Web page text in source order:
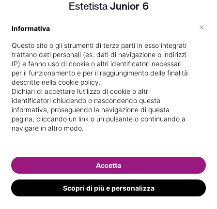
EstetistaJunior6
Titolare pressoBeauty Room
Scuola di estetica frequentata
Vedi le informazioni di Romina
Informativa
Questo sito o gli strumenti di terze parti in esso integrati
trattano dati personali (es. dati di navigazione o indirizzi
IP) e fanno uso di cookie o altri identificatori necessari
per il funzionamento e per il raggiungimento delle finalità
descritte nella cookie policy.
Dichiari di accettare l’utilizzo di cookie o altri
identificatori chiudendo o nascondendo questa
informativa, proseguendo la navigazione di questa
pagina, cliccando un link o un pulsante o continuando a
navigare in altro modo.
Scopri di più e personalizza
Accetta
×